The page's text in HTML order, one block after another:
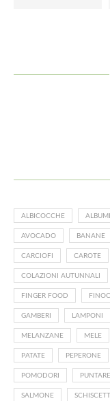
ALBICOCCHE ALBUMI
AVOCADO BANANE
CARCIOFI CAROTE
COLAZIONI AUTUNNALI
FINGER FOOD
GAMBERI LAMPONI
MELANZANE MELE
PATATE PEPERONE
POMODORI
SALMONE